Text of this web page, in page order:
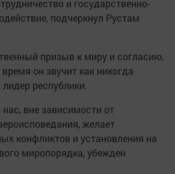
и государственно-
подчеркнул Рустам
призыв к миру и согласию,
он звучит как никогда
республики.
вне зависимости от
желает
конфликтов и установления на
миропорядка, убежден